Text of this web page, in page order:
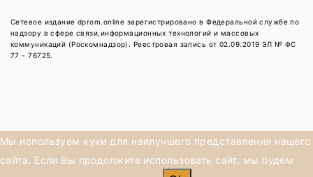
Сетевое издание dprom.online зарегистрировано в Федеральной службе по
надзору в сфере связи,информационных технологий и массовых
коммуникаций (Роскомнадзор). Реестровая запись от 02.09.2019 ЭЛ № ФС
77 - 76725.
Мы используем куки для наилучшего представления нашего
сайта. Если Вы продолжите использовать сайт, мы будем